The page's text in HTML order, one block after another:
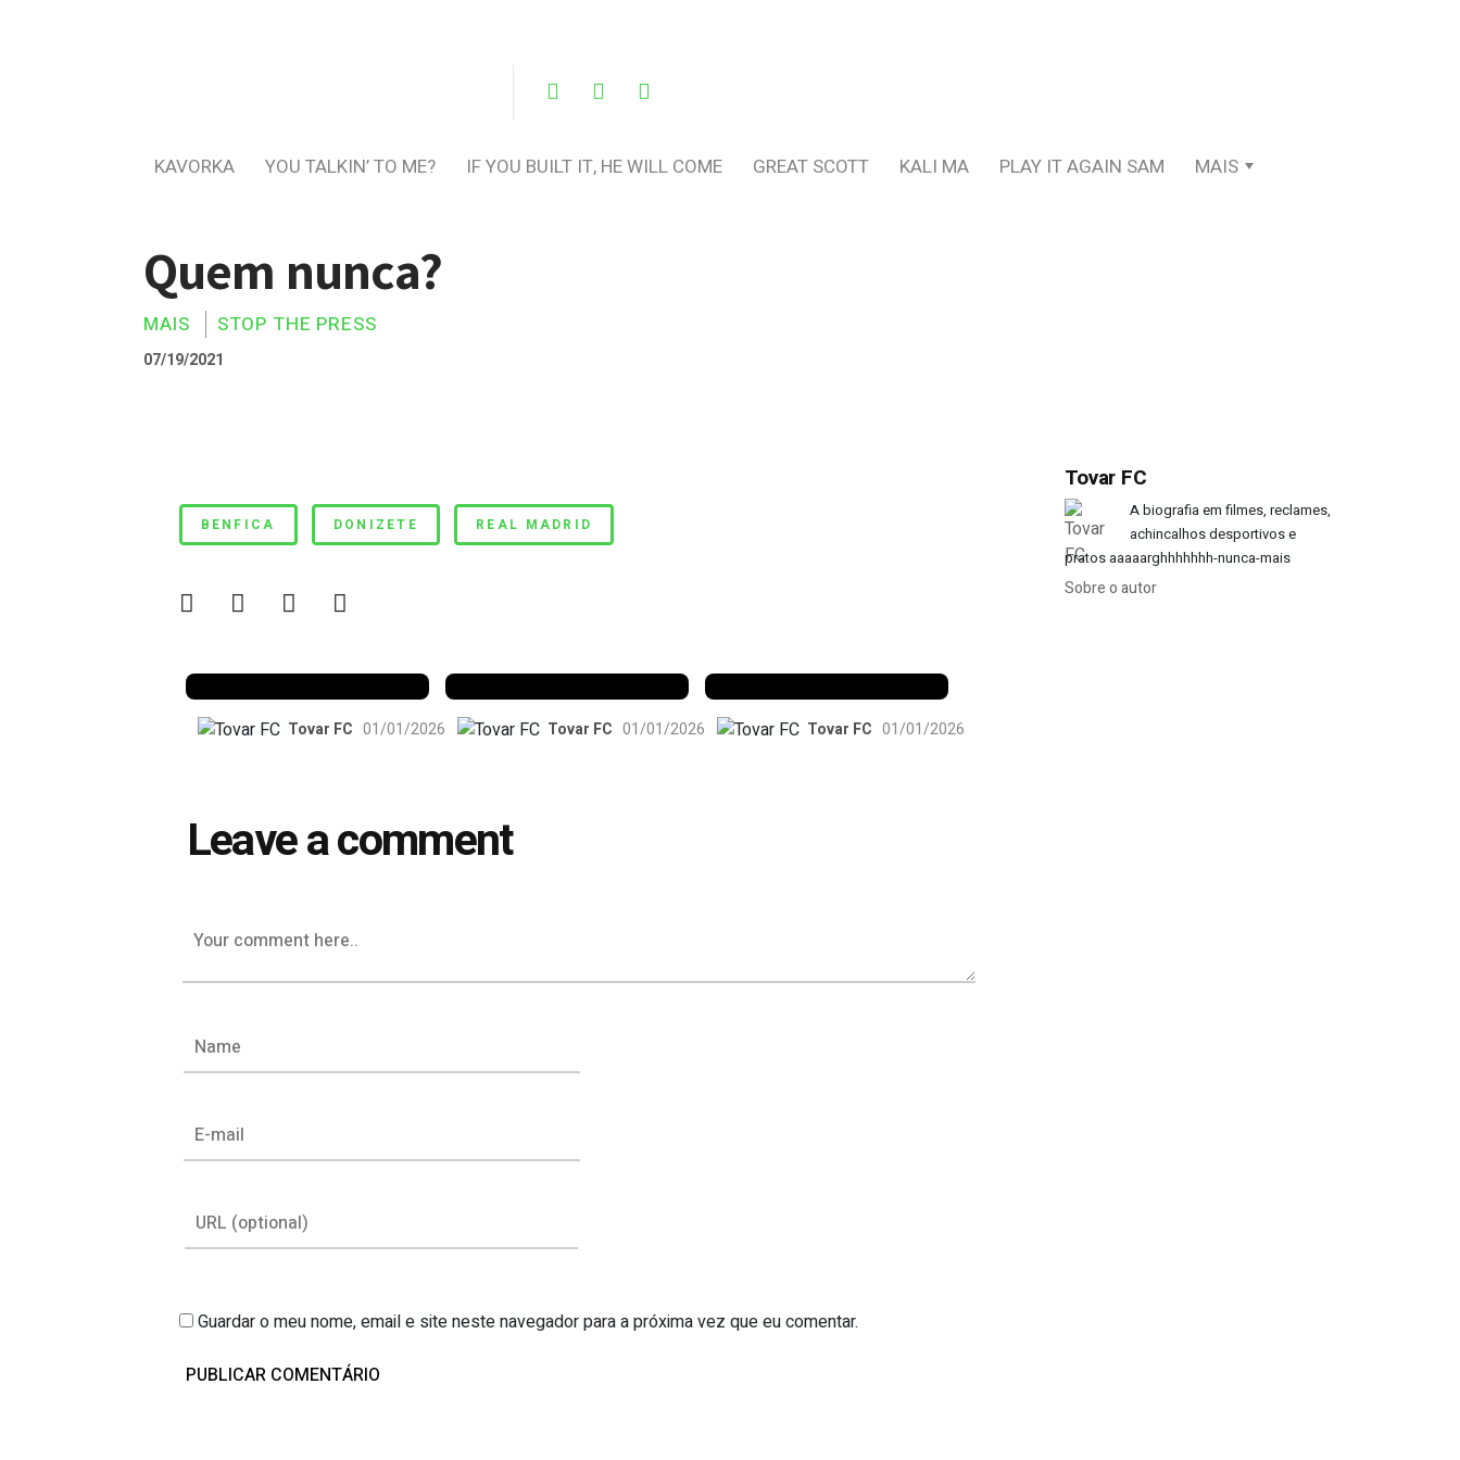
KAVORKA YOU TALKIN’ TO ME? IF YOU BUILT IT, HE WILL COME GREAT SCOTT KALI MA PLAY IT AGAIN SAM MAIS
Quem nunca?
MAIS STOP THE PRESS
07/19/2021
Quem nunca?
BENFICA DONIZETE REAL MADRID
Tovar FC 01/01/2026 Tovar FC 01/01/2026 Tovar FC 01/01/2026
Leave a comment
Guardar o meu nome, email e site neste navegador para a próxima vez que eu comentar.
Tovar FC
A biografia em filmes, reclames,
achincalhos desportivos e
pratos aaaaarghhhhhhh-nunca-mais
Sobre o autor